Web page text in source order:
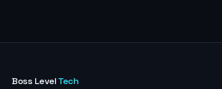
Boss Level Tech